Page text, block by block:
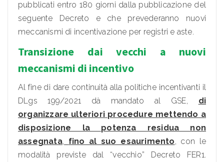
pubblicati entro 180 giorni dalla pubblicazione del
seguente Decreto e che prevederanno nuovi
meccanismi di incentivazione per registri e aste.
Transizione dai vecchi a nuovi
meccanismi di incentivo
Al fine di dare continuità alla politiche incentivanti il
DLgs 199/2021 dà mandato al GSE, di
organizzare ulteriori procedure mettendo a
disposizione la potenza residua non
assegnata, fino al suo esaurimento, con le
modalità previste dal “vecchio” Decreto FER1.